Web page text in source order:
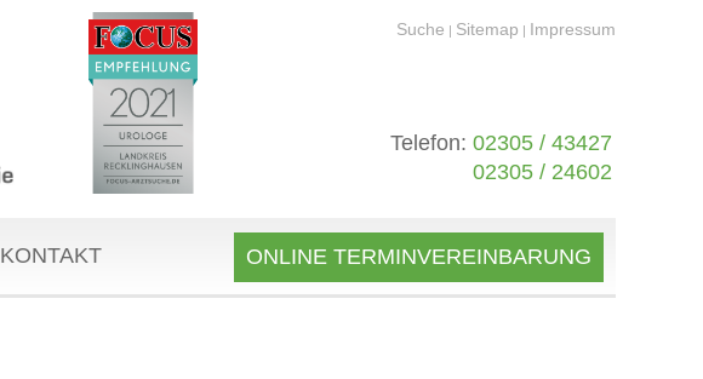
Suche | Sitemap | Impressum
Telefon: 02305 / 43427
02305 / 24602
KONTAKT ONLINE TERMINVEREINBARUNG